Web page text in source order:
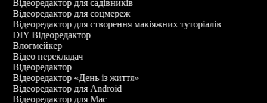
Відеоредактор для садівників
Відеоредактор для соцмереж
Відеоредактор для створення макіяжних туторіалів
DIY Відеоредактор
Влогмейкер
Відео перекладач
Відеоредактор
Відеоредактор «День із життя»
Відеоредактор для Android
Відеоредактор для Mac